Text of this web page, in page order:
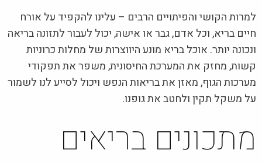
למרות הקושי והפיתויים הרבים – עלינו להקפיד על אורח
חיים בריא, וכל אדם, גבר או אישה, יכול לעבור לתזונה בריאה
ונכונה יותר. אוכל בריא מונע היווצרות של מחלות כרוניות
קשות, מחזק את המערכת החיסונית, משפר את תפקודי
מערכות הגוף, מאזן את בריאות הנפש ויכול לסייע לנו לשמור
על משקל תקין ולחטב את גופנו.
מתכונים בריאים